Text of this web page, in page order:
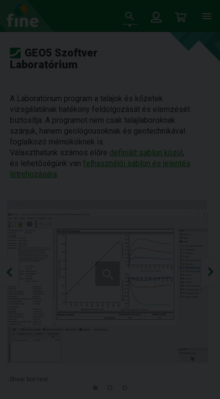
GEO5 Szoftver
Laboratórium
A Laboratórium program a talajok és kőzetek
vizsgálatának hatékony feldolgozását és elemzését
biztosítja. A programot nem csak talajlaboroknak
szánjuk, hanem geológousoknak és geotechnikával
foglalkozó mérnököknek is.
Választhatunk számos előre definiált sablon közül,
és lehetőségünk van felhasználói sablon és jelentés
létrehozására.
Shear box test